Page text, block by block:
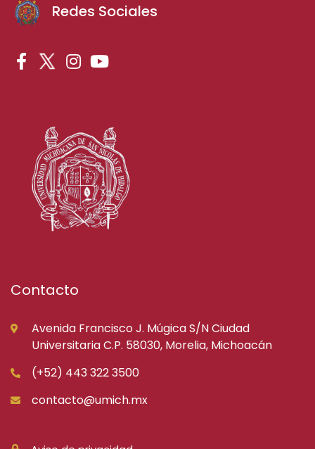
Redes Sociales
Contacto
Avenida Francisco J. Múgica S/N Ciudad
Universitaria C.P. 58030, Morelia, Michoacán
(+52) 443 322 3500
contacto@umich.mx